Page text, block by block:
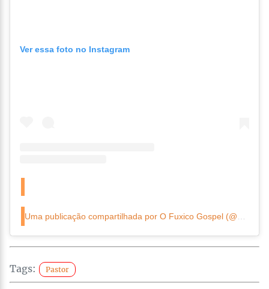
Ver essa foto no Instagram
Uma publicação compartilhada por O Fuxico Gospel (@ofuxicogospeloficial)
Tags: Pastor